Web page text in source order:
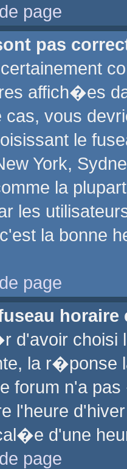
page
pas
affich�es
vous
le
York,
la
les
la bonne
page
horaire
choisi
la r�ponse
forum n'a
l'heure
d'une
page